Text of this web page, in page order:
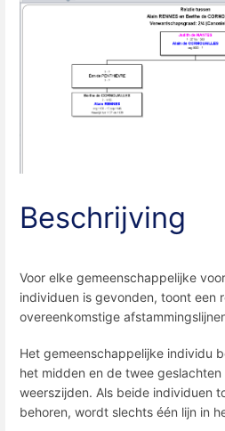
Beschrijving
Voor elke gemeenschappelijke
individuen is gevonden, toont een
overeenkomstige
Het gemeenschappelijke individu
het midden en de twee
weerszijden. Als beide individuen
behoren, wordt slechts één lijn in